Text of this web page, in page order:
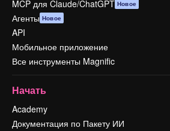
MCP для Claude/ChatGPT Новое
Агенты Новое
API
Мобильное приложение
Все инструменты Magnific
Начать
Academy
Документация по Пакету ИИ